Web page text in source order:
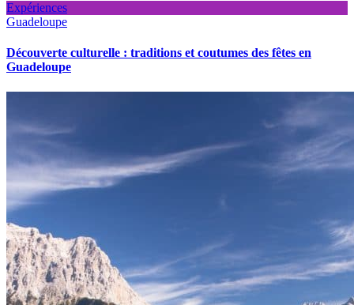
Expériences
Guadeloupe
Découverte culturelle : traditions et coutumes des fêtes en
Guadeloupe